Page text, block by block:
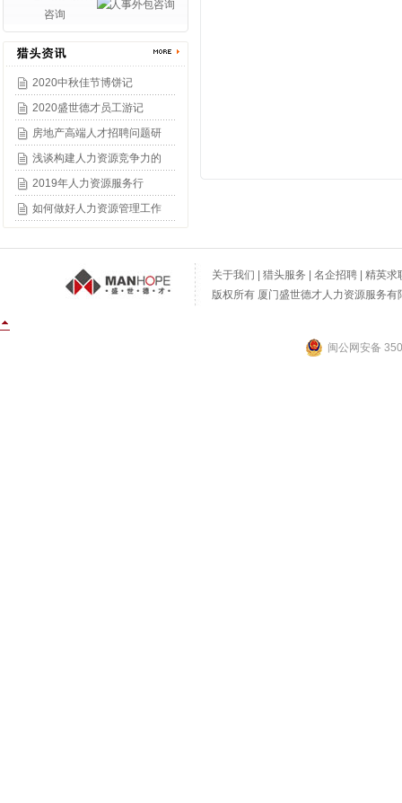
2020中秋佳节博饼记
2020盛世德才员工游记
房地产高端人才招聘问题研
浅谈构建人力资源竞争力的
2019年人力资源服务行
如何做好人力资源管理工作
关于我们 猎头服务 名企招聘
精英求
版权所有 厦门盛世德才人力资源服务
闽公网安备